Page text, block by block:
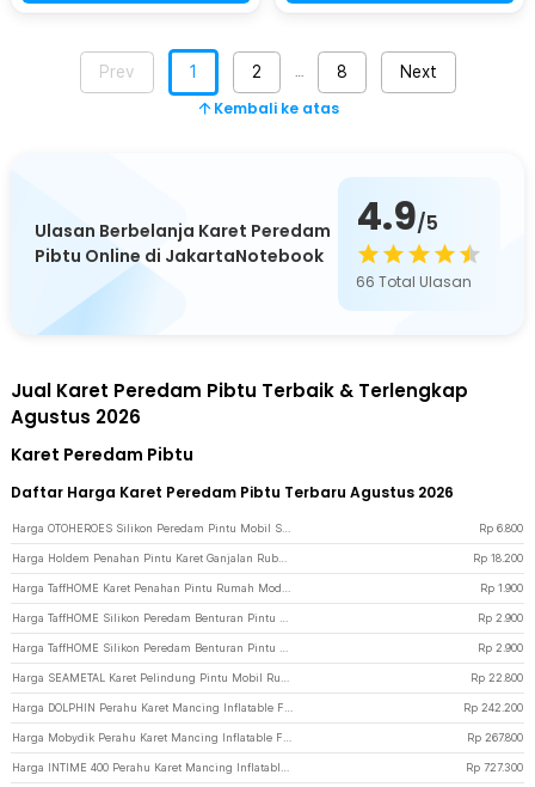
Prev 1 2 8 Next
Kembali ke atas
Ulasan Berbelanja Karet Peredam
Pibtu Online di JakartaNotebook
4.9/5
66 Total Ulasan
Jual Karet Peredam Pibtu Terbaik & Terlengkap
Agustus 2026
Karet Peredam Pibtu
Daftar Harga Karet Peredam Pibtu Terbaru Agustus 2026
Rp 6.800
Rp 18.200
Rp 1.900
Rp 2.900
Rp 2.900
Rp 22.800
Rp 242.200
Rp 267.800
Rp 727.300